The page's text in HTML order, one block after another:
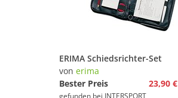
ERIMA Schiedsrichter-Set
von erima
Bester Preis
23,90 €
gefunden bei INTERSPORT